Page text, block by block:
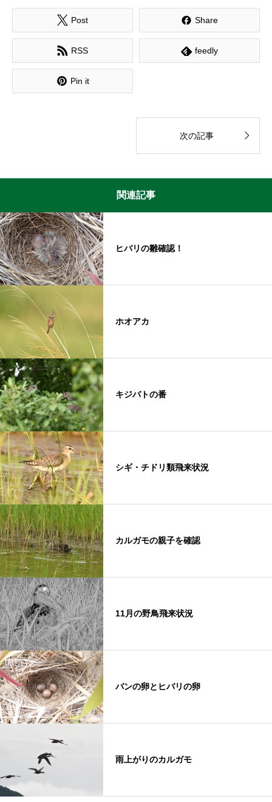
 Post  Share
 RSS  feedly
 Pin it
次の記事 
関連記事
ヒバリの雛確認！
ホオアカ
キジバトの番
シギ・チドリ類飛来状況
カルガモの親子を確認
11月の野鳥飛来状況
バンの卵とヒバリの卵
雨上がりのカルガモ